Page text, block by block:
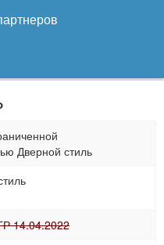
Дверной стиль
14.04.2022